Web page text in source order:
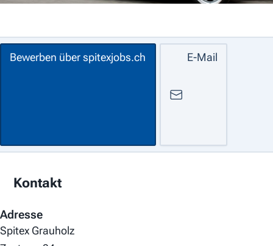
Bewerben über spitexjobs.ch E-Mail
Kontakt
Adresse
Spitex Grauholz